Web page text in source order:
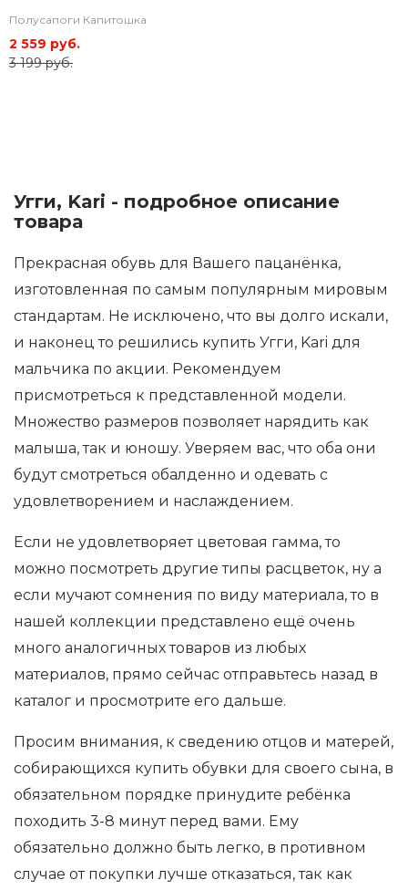
Полусапоги Капитошка
2 559 руб.
3 199 руб.
Угги, Kari - подробное описание
товара
Прекрасная обувь для Вашего пацанёнка,
изготовленная по самым популярным мировым
стандартам. Не исключено, что вы долго искали,
и наконец то решились купить Угги, Kari для
мальчика по акции. Рекомендуем
присмотреться к представленной модели.
Множество размеров позволяет нарядить как
малыша, так и юношу. Уверяем вас, что оба они
будут смотреться обалденно и одевать с
удовлетворением и наслаждением.
Если не удовлетворяет цветовая гамма, то
можно посмотреть другие типы расцветок, ну а
если мучают сомнения по виду материала, то в
нашей коллекции представлено ещё очень
много аналогичных товаров из любых
материалов, прямо сейчас отправьтесь назад в
каталог и просмотрите его дальше.
Просим внимания, к сведению отцов и матерей,
собирающихся купить обувки для своего сына, в
обязательном порядке принудите ребёнка
походить 3-8 минут перед вами. Ему
обязательно должно быть легко, в противном
случае от покупки лучше отказаться, так как